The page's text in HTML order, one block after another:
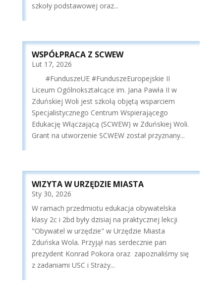
szkoły podstawowej oraz...
WSPÓŁPRACA Z SCWEW
Lut 17, 2026
#FunduszeUE #FunduszeEuropejskie II
Liceum Ogólnokształcące im. Jana Pawła II w
Zduńskiej Woli jest szkołą objętą wsparciem
Specjalistycznego Centrum Wspierającego
Edukację Włączającą (SCWEW) w Zduńskiej Woli.
Grant na utworzenie SCWEW został przyznany...
WIZYTA W URZĘDZIE MIASTA
Sty 30, 2026
W ramach przedmiotu edukacja obywatelska
klasy 2c i 2bd były dzisiaj na praktycznej lekcji
"Obywatel w urzędzie" w Urzędzie Miasta
Zduńska Wola. Przyjął nas serdecznie pan
prezydent Konrad Pokora oraz zapoznaliśmy się
z zadaniami USC i Straży...